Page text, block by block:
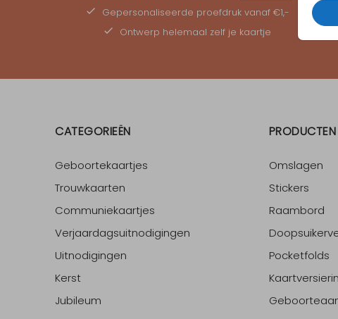
Gepersonaliseerde proefdrukvanaf €1,-
Ontwerp helemaal zelf je kaartje
CATEGORIEËN
Geboortekaartjes
Trouwkaarten
Communiekaartjes
Verjaardagsuitnodigingen
Uitnodigingen
Kerst
Jubileum
PRODUCTEN
Omslagen
Stickers
Raambord
Pocketfolds